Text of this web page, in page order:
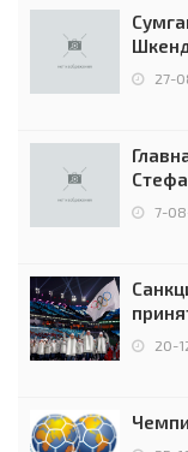
0:227-
7-
20-